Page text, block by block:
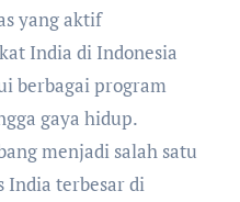
yang aktif
India di Indonesia
berbagai program
gaya hidup.
menjadi salah satu
India terbesar di